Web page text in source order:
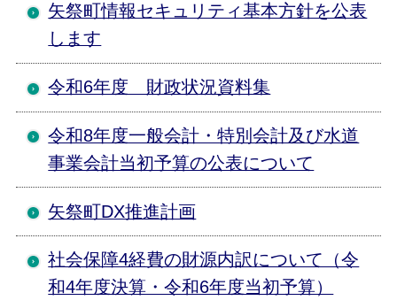
矢祭町情報セキュリティ基本方針を公表
します
令和6年度 財政状況資料集
令和8年度一般会計・特別会計及び水道
事業会計当初予算の公表について
矢祭町DX推進計画
社会保障4経費の財源内訳について（令
和4年度決算・令和6年度当初予算）